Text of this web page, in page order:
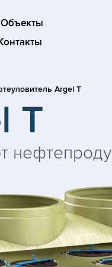
Объекты
Argel T
T